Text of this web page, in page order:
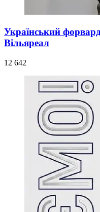
Український
Вільяреал
12 642